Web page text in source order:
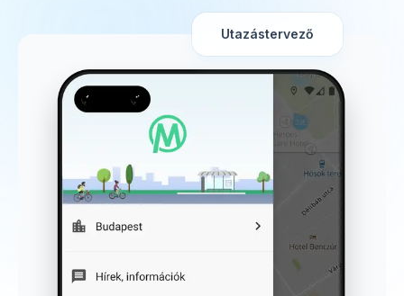
Utazástervező